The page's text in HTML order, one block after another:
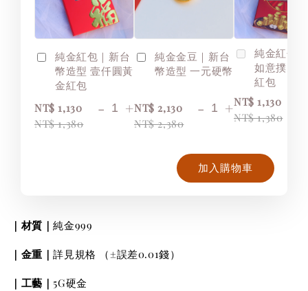
純金紅包｜新台
幣造型 壹仟圓黃
金紅包
NT$ 1,130
NT$ 1,380
- +
純金金豆｜新台
幣造型 一元硬幣
NT$ 2,130
NT$ 2,380
- +
純金紅包
如意撲克
紅包
NT$ 1,130
NT$ 1,380
加入購物車
｜材質｜純金999
｜金重｜詳見規格 （±誤差0.01錢）
｜工藝｜ 5G硬金